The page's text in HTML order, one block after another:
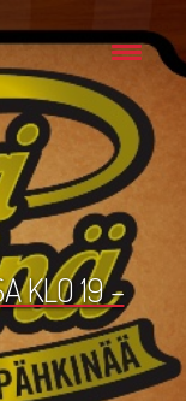
KLO 19 –